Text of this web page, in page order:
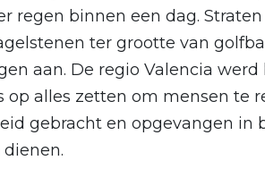
regen binnen een dag.
ter grootte van
aan. De regio Valencia
op alles zetten om mensen te
gebracht en opgevangen in